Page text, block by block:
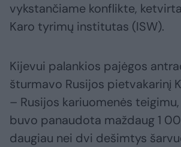
vykstančiame konflikte,
Karo tyrimų institutas (ISW).
Kijevui palankios pajėgos
šturmavo Rusijos pietvakarinį
– Rusijos kariuomenės
buvo panaudota maždaug 1
daugiau nei dvi dešimtys